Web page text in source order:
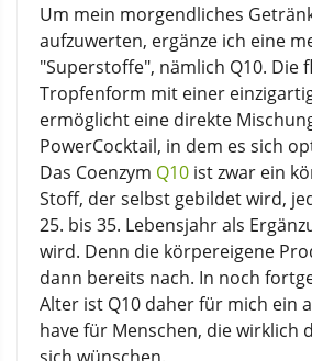
Um mein morgendliches
aufzuwerten, ergänze ich eine
"Superstoffe", nämlich Q10. Die
Tropfenform mit einer
ermöglicht eine direkte
PowerCocktail, in dem es sich
Das Coenzym Q10 ist zwar ein
Stoff, der selbst gebildet wird,
25. bis 35. Lebensjahr als
wird. Denn die körpereigene
dann bereits nach. In noch
Alter ist Q10 daher für mich ein
have für Menschen, die wirklich